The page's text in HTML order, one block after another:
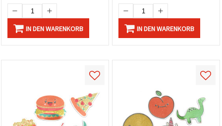
IN DEN WARENKORB IN DEN WARENKORB